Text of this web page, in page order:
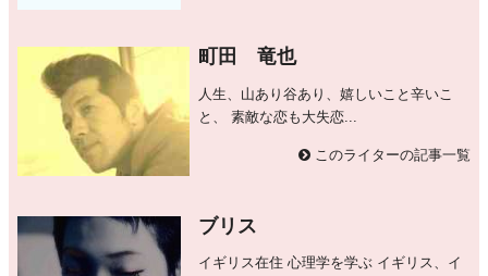
町田 竜也
人生、山あり谷あり、嬉しいこと辛いこ
と、 素敵な恋も大失恋...
このライターの記事一覧
ブリス
イギリス在住 心理学を学ぶ イギリス、イ